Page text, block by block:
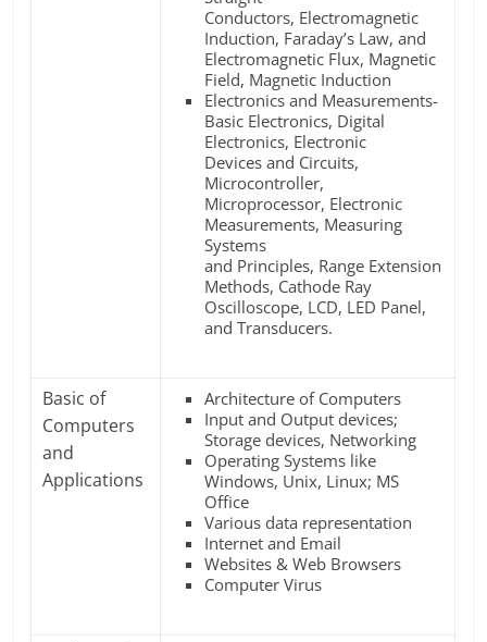
Conductors, Electromagnetic
Induction, Faraday’s Law, and
Electromagnetic Flux, Magnetic
Field, Magnetic Induction
Electronics and Measurements-
Basic Electronics, Digital
Electronics, Electronic
Devices and Circuits,
Microcontroller,
Microprocessor, Electronic
Measurements, Measuring
Systems
and Principles, Range Extension
Methods, Cathode Ray
Oscilloscope, LCD, LED Panel,
and Transducers.
Basic of
Computers
and
Applications
Architecture of Computers
Input and Output devices;
Storage devices, Networking
Operating Systems like
Windows, Unix, Linux; MS
Office
Various data representation
Internet and Email
Websites & Web Browsers
Computer Virus